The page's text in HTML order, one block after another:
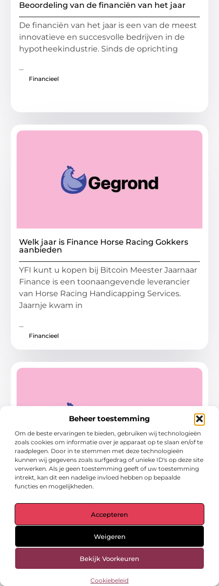
Beheer toestemming
Om de beste ervaringen te bieden, gebruiken wij technologieën
zoals cookies om informatie over je apparaat op te slaan en/of te
raadplegen. Door in te stemmen met deze technologieën
kunnen wij gegevens zoals surfgedrag of unieke ID's op deze site
verwerken. Als je geen toestemming geeft of uw toestemming
intrekt, kan dit een nadelige invloed hebben op bepaalde
functies en mogelijkheden.
Accepteren
Weigeren
Bekijk Voorkeuren
Cookiebeleid
Beoordeling van de financiën van het jaar
De financiën van het jaar is een van de meest
innovatieve en succesvolle bedrijven in de
hypotheekindustrie. Sinds de oprichting
...
Financieel
Welk jaar is Finance Horse Racing Gokkers
aanbieden
YFI kunt u kopen bij Bitcoin Meester Jaarnaar
Finance is een toonaangevende leverancier
van Horse Racing Handicapping Services.
Jaarnje kwam in
...
Financieel
Waar te koop rimpel xrp
van rimpel is het een goed idee om te kopen
bij een gerenommeerde en betrouwbare